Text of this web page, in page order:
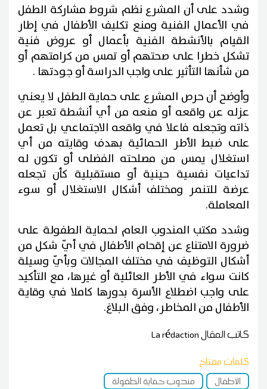
وشدد على أن المشرع نظم شروط مشاركة الطفل
في الأعمال الفنية ومنع تكليف الأطفال في إطار
القيام بالأنشطة الفنية بأعمال أو عروض فنية
تشكل خطرا على صحتهم أو تمس من كرامتهم أو
من شأنها التأثير على واجب الدراسة أو جودتها .
وأوضح أن حرص المشرع على حماية الطفل لا يعني
عزله عن واقعه أو منعه من أي أنشطة تعبر عن
ذاته وتجعله فاعلا في واقعه الاجتماعي بل تعمل
على ضبط الأطر الحمائية بهدف وقايته من أي
استغلال يمس من مصلحته الفضلى أو تكون له
تداعيات نفسية حينية أو مستقبلية كأن تجعله
عرضة للتنمر ومختلف أشكال الاستغلال أو سوء
المعاملة.
وشدد مكتب المندوب العام لحماية الطفولة على
ضرورة الامتناع عن إقحام الأطفال في أيّ شكل من
أشكال التوظيف في مختلف المجالات وبأيّ وسيلة
كانت سواء في الأطر العائلية أو غيرها، مع التأكيد
على واجب اضطلاع الأسرة بدورها كاملا في وقاية
الأطفال من المخاطر، وفق البلاغ.
كاتب المقالLa rédaction
كلمات مفتاح
الأطفال
مندوب حماية الطفولة